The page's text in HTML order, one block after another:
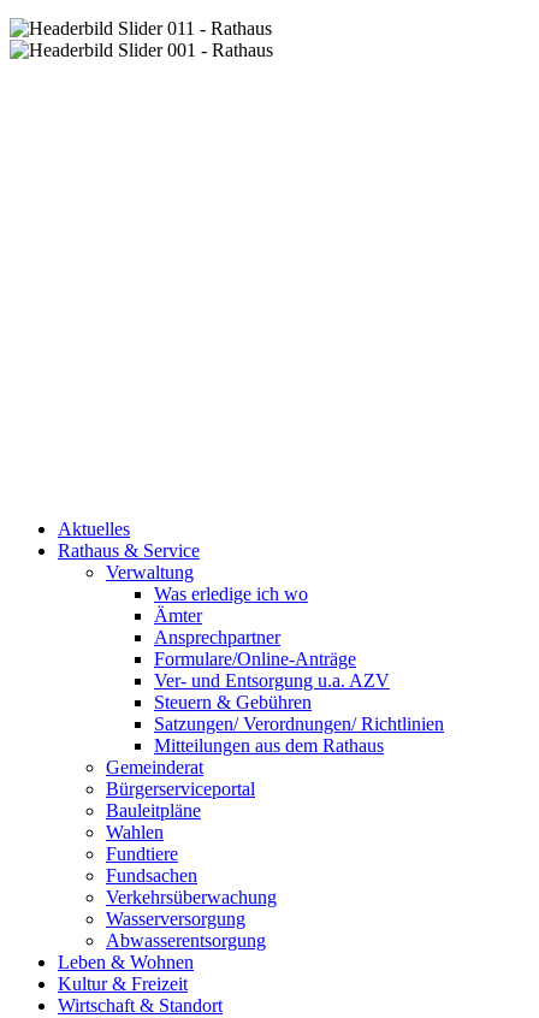
Aktuelles
Rathaus & Service
Verwaltung
Was erledige ich wo
Ämter
Ansprechpartner
Formulare/Online-Anträge
Ver- und Entsorgung u.a. AZV
Steuern & Gebühren
Satzungen/ Verordnungen/ Richtlinien
Mitteilungen aus dem Rathaus
Gemeinderat
Bürgerserviceportal
Bauleitpläne
Wahlen
Fundtiere
Fundsachen
Verkehrsüberwachung
Wasserversorgung
Abwasserentsorgung
Leben & Wohnen
Kultur & Freizeit
Wirtschaft & Standort